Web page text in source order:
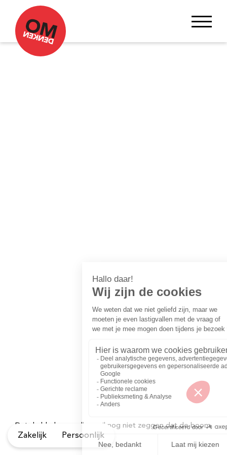
Dat de bladeren vallen, wil nog niet zeggen dat de boom
dood is.
Zakelijk Persoonlijk